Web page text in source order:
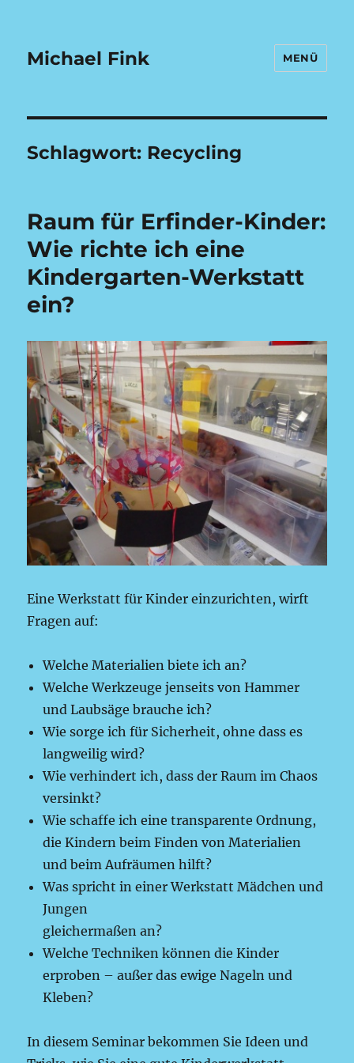
Michael Fink MENÜ
Schlagwort: Recycling
Raum für Erfinder-Kinder:
Wie richte ich eine
Kindergarten-Werkstatt
ein?
Eine Werkstatt für Kinder einzurichten, wirft
Fragen auf:
Welche Materialien biete ich an?
Welche Werkzeuge jenseits von Hammer
und Laubsäge brauche ich?
Wie sorge ich für Sicherheit, ohne dass es
langweilig wird?
Wie verhindert ich, dass der Raum im Chaos
versinkt?
Wie schaffe ich eine transparente Ordnung,
die Kindern beim Finden von Materialien
und beim Aufräumen hilft?
Was spricht in einer Werkstatt Mädchen und
Jungen
gleichermaßen an?
Welche Techniken können die Kinder
erproben – außer das ewige Nageln und
Kleben?
In diesem Seminar bekommen Sie Ideen und